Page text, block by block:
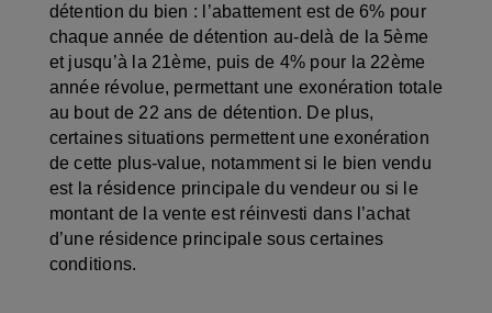
détention du bien : l’abattement est de 6% pour
chaque année de détention au-delà de la 5ème
et jusqu’à la 21ème, puis de 4% pour la 22ème
année révolue, permettant une exonération totale
au bout de 22 ans de détention. De plus,
certaines situations permettent une exonération
de cette plus-value, notamment si le bien vendu
est la résidence principale du vendeur ou si le
montant de la vente est réinvesti dans l’achat
d’une résidence principale sous certaines
conditions.